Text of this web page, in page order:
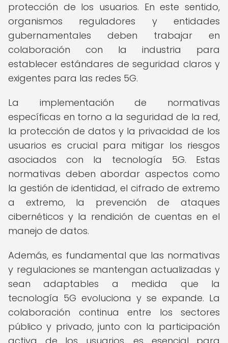
protección de los usuarios. En este sentido,
organismos reguladores y entidades
gubernamentales deben trabajar en
colaboración con la industria para
establecer estándares de seguridad claros y
exigentes para las redes 5G.
La implementación de normativas
específicas en torno a la seguridad de la red,
la protección de datos y la privacidad de los
usuarios es crucial para mitigar los riesgos
asociados con la tecnología 5G. Estas
normativas deben abordar aspectos como
la gestión de identidad, el cifrado de extremo
a extremo, la prevención de ataques
cibernéticos y la rendición de cuentas en el
manejo de datos.
Además, es fundamental que las normativas
y regulaciones se mantengan actualizadas y
sean adaptables a medida que la
tecnología 5G evoluciona y se expande. La
colaboración continua entre los sectores
público y privado, junto con la participación